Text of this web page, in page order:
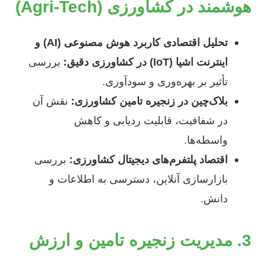
هوشمند در کشاورزی (Agri-Tech)
تحلیل اقتصادی کاربرد هوش مصنوعی (AI) و
اینترنت اشیا (IoT) در کشاورزی دقیق:
بررسی
تأثیر بر بهره‌وری و سودآوری.
بلاک‌چین در زنجیره تامین کشاورزی: نقش آن
در شفافیت، قابلیت ردیابی و کاهش
واسطه‌ها.
اقتصاد پلتفرم‌های دیجیتال کشاورزی: بررسی
بازارسازی آنلاین، دسترسی به اطلاعات و
دانش.
3. مدیریت زنجیره تامین و ارزش